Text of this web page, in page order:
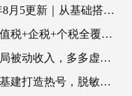
宝子哥抖音快手无人直播课-2026年8月5更新｜从基础搭建到高阶起号，稳号防封技术，搭建自动化直播变现体系
电商财务合规与税务优化指南：增值税+企税+个税全覆盖，财务制度搭建落地纳税筹划方案
零基础普通人增收方案，轻投入布局被动收入，多多虚拟月收益 1-3 万
微信私域量化运营指南：搭建账号基建打造热号，脱敏风控规避运营各类高危风险